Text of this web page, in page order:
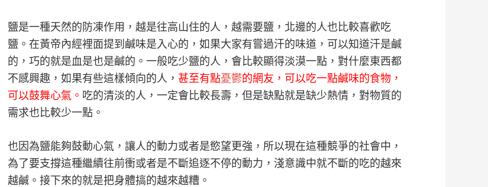
鹽是一種天然的防凍作用，越是往高山住的人，越需要鹽，北邊的人也比較喜歡吃
鹽。在黃帝內經裡面提到鹹味是入心的，如果大家有嘗過汗的味道，可以知道汗是鹹
的，巧的就是血是也是鹹的。一般吃少鹽的人，會比較顯得淡漠一點，對什麼東西都
不感興趣，如果有些這樣傾向的人， 甚至有點憂鬱的網友，可以吃一點鹹味的食物，
可以鼓舞心氣。 吃的清淡的人，一定會比較長壽，但是缺點就是缺少熱情，對物質的
需求也比較少一點。
也因為鹽能夠鼓動心氣，讓人的動力或者是慾望更強，所以現在這種競爭的社會中，
為了要支撐這種繼續往前衝或者是不斷追逐不停的動力，淺意識中就不斷的吃的越來
越鹹。接下來的就是把身體搞的越來越糟。